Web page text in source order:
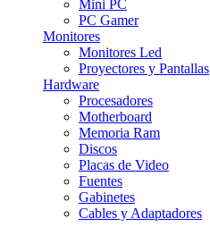
Mini PC
PC Gamer
Monitores
Monitores Led
Proyectores y Pantallas
Hardware
Procesadores
Motherboard
Memoria Ram
Discos
Placas de Video
Fuentes
Gabinetes
Cables y Adaptadores